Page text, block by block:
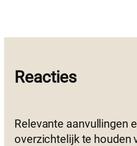
Reacties
Relevante aanvullingen
overzichtelijk te houden